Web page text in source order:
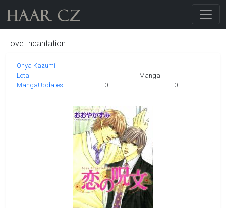
Love Incantation
Ohya Kazumi
Lota
Manga
MangaUpdates
0 0